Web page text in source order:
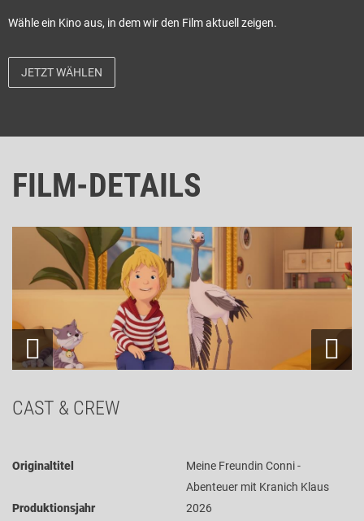
Wähle ein Kino aus, in dem wir den Film aktuell zeigen.
JETZT WÄHLEN
FILM-DETAILS
CAST & CREW
Originaltitel
Meine Freundin Conni -
Abenteuer mit Kranich Klaus
Produktionsjahr
2026